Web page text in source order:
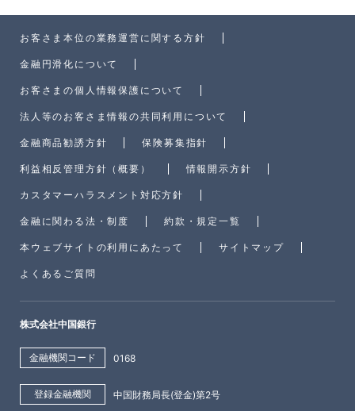
お客さま本位の業務運営に関する方針
金融円滑化について
お客さまの個人情報保護について
法人等のお客さま情報の共同利用について
金融商品勧誘方針 保険募集指針
利益相反管理方針（概要） 情報開示方針
カスタマーハラスメント対応方針
金融に関わる法・制度 約款・規定一覧
本ウェブサイトの利用にあたって サイトマップ
よくあるご質問
株式会社中国銀行
金融機関コード 0168
登録金融機関 中国財務局長(登金)第2号